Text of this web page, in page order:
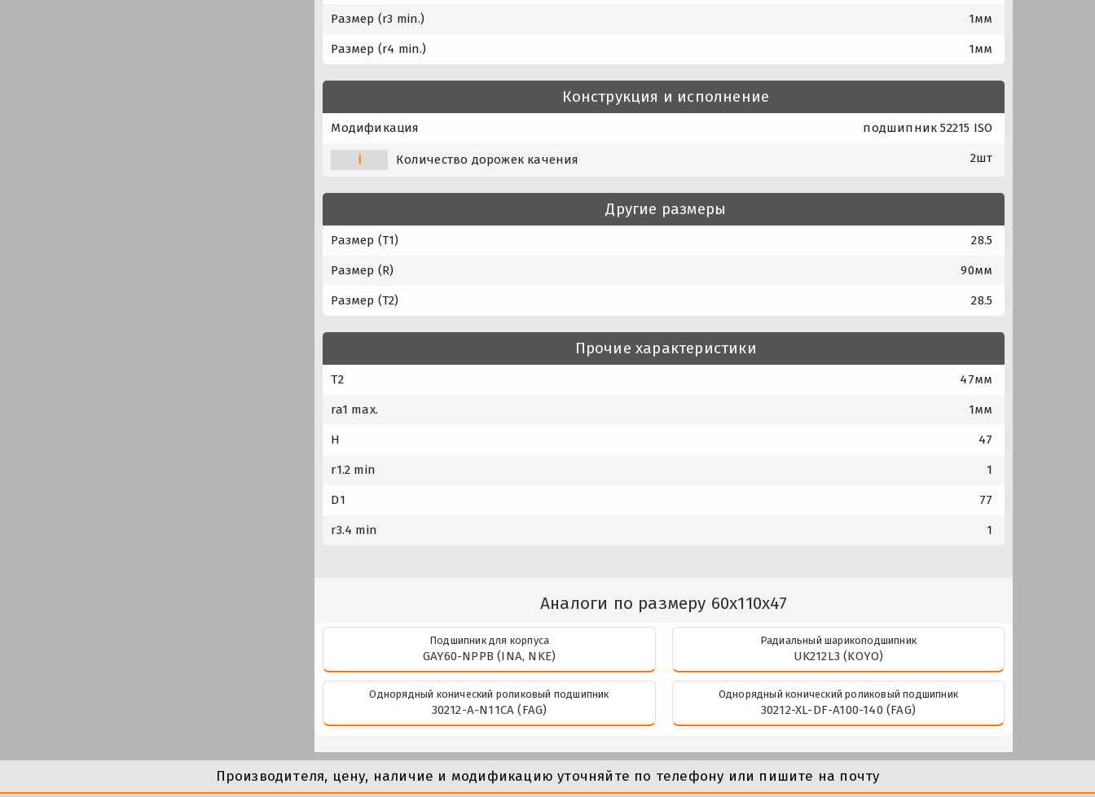
Размер (r3 min.) 1мм
Размер (r4 min.) 1мм
Конструкция и исполнение
Модификация подшипник 52215 ISO
i Количество дорожек качения 2шт
Другие размеры
Размер (T1) 28.5
Размер (R) 90мм
Размер (T2) 28.5
Прочие характеристики
T2 47мм
ra1 max. 1мм
H 47
r1.2 min 1
D1 77
r3.4 min 1
Аналоги по размеру 60x110x47
Подшипник для корпуса
GAY60-NPPB (INA, NKE)
Радиальный шарикоподшипник
UK212L3 (KOYO)
Однорядный конический роликовый подшипник
30212-A-N11CA (FAG)
Однорядный конический роликовый подшипник
30212-XL-DF-A100-140 (FAG)
Производителя, цену, наличие и модификацию уточняйте по телефону или пишите на почту